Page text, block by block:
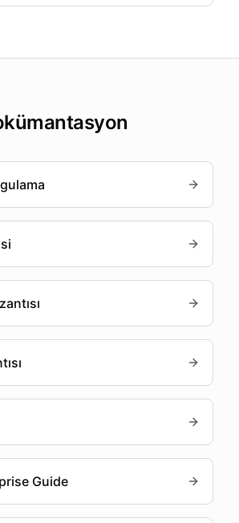
Guide